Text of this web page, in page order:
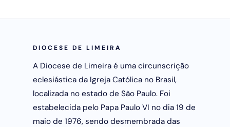
DIOCESE DE LIMEIRA
A Diocese de Limeira é uma circunscrição
eclesiástica da Igreja Católica no Brasil,
localizada no estado de São Paulo. Foi
estabelecida pelo Papa Paulo VI no dia 19 de
maio de 1976, sendo desmembrada das